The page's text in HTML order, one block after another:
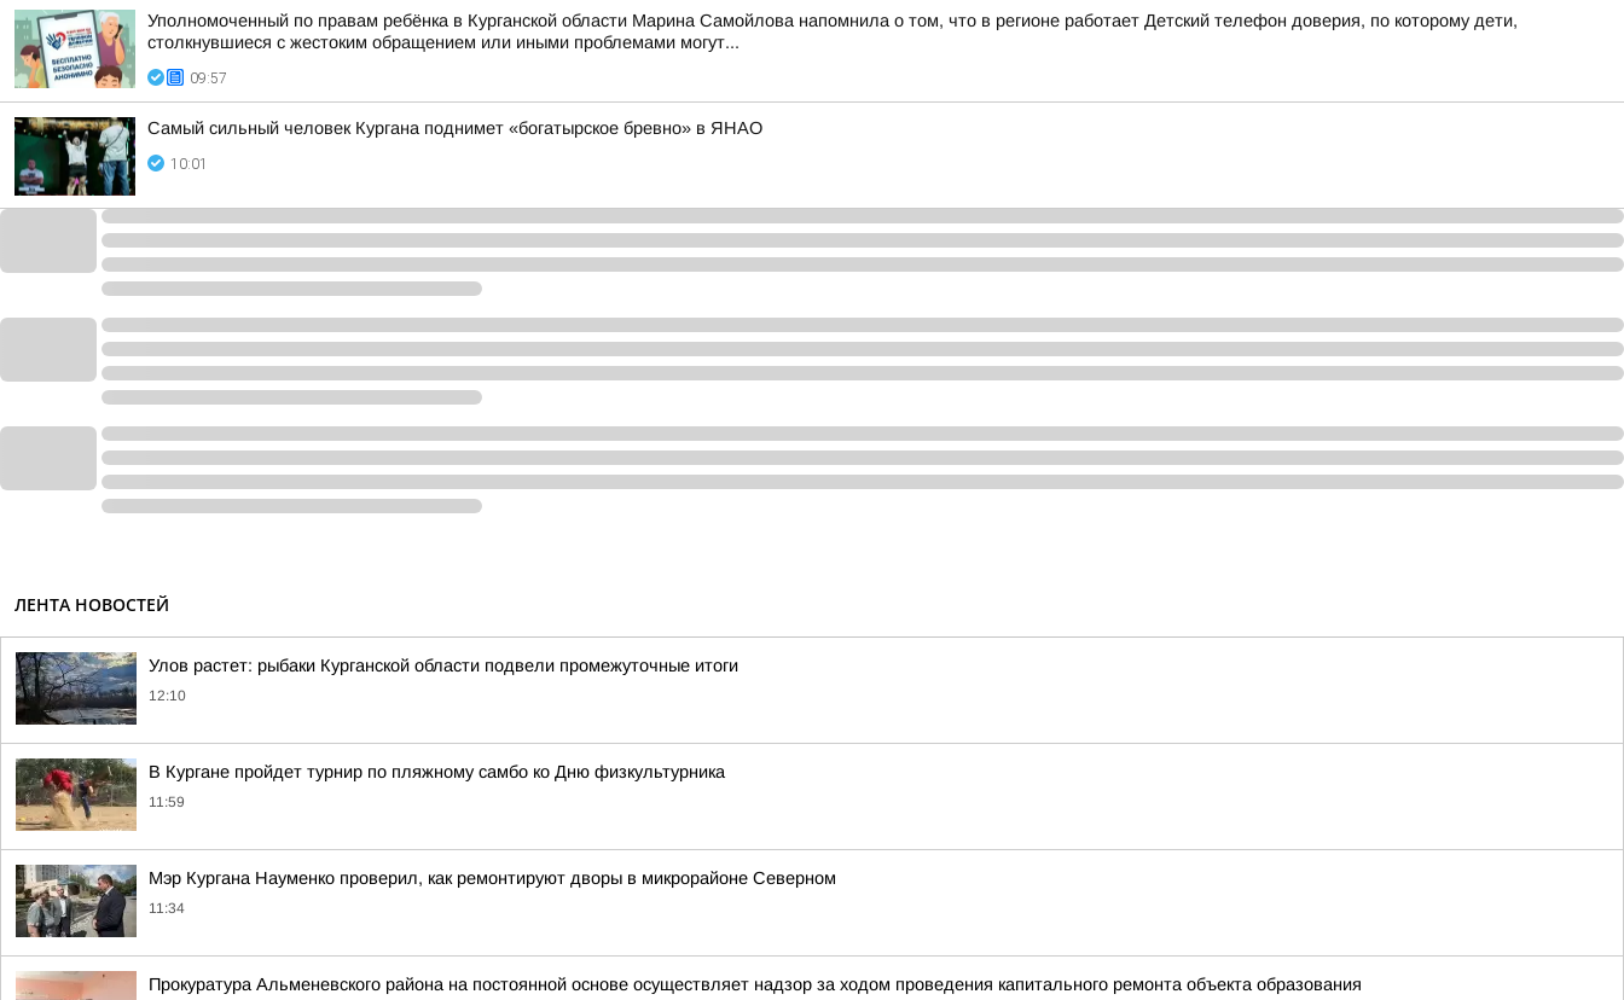
Уполномоченный по правам ребёнка в Курганской области Марина Самойлова напомнила о том, что в регионе работает Детский телефон доверия, по которому дети,
столкнувшиеся с жестоким обращением или иными проблемами могут...
09:57
Самый сильный человек Кургана поднимет «богатырское бревно» в ЯНАО
10:01
ЛЕНТА НОВОСТЕЙ
Улов растет: рыбаки Курганской области подвели промежуточные итоги
12:10
В Кургане пройдет турнир по пляжному самбо ко Дню физкультурника
11:59
Мэр Кургана Науменко проверил, как ремонтируют дворы в микрорайоне Северном
11:34
Прокуратура Альменевского района на постоянной основе осуществляет надзор за ходом проведения капитального ремонта объекта образования